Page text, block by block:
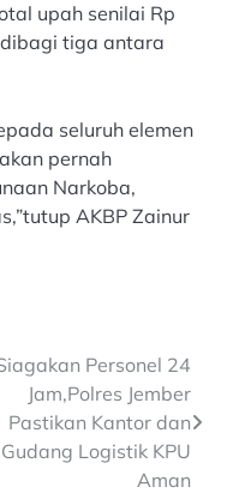
upah senilai Rp
tiga antara
seluruh elemen
pernah
Narkoba,
AKBP Zainur
Personel 24
Jam,Polres Jember
Pastikan Kantor dan
Gudang Logistik KPU
Aman